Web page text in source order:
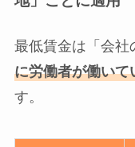
最低賃金は「会社
に労働者が働いて
す。